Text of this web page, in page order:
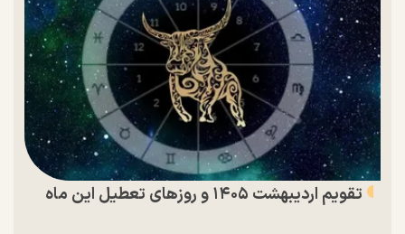
تقویم اردیبهشت ۱۴۰۵ و روز‌های تعطیل این ماه